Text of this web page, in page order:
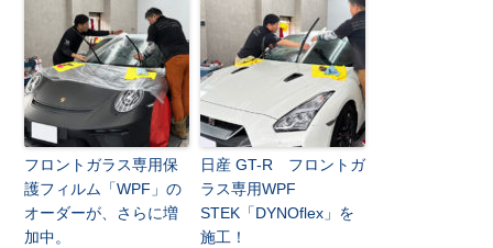
フロントガラス専用保
護フィルム「WPF」の
オーダーが、さらに増
加中。
日産 GT-R フロントガ
ラス専用WPF
STEK「DYNOflex」を
施工！